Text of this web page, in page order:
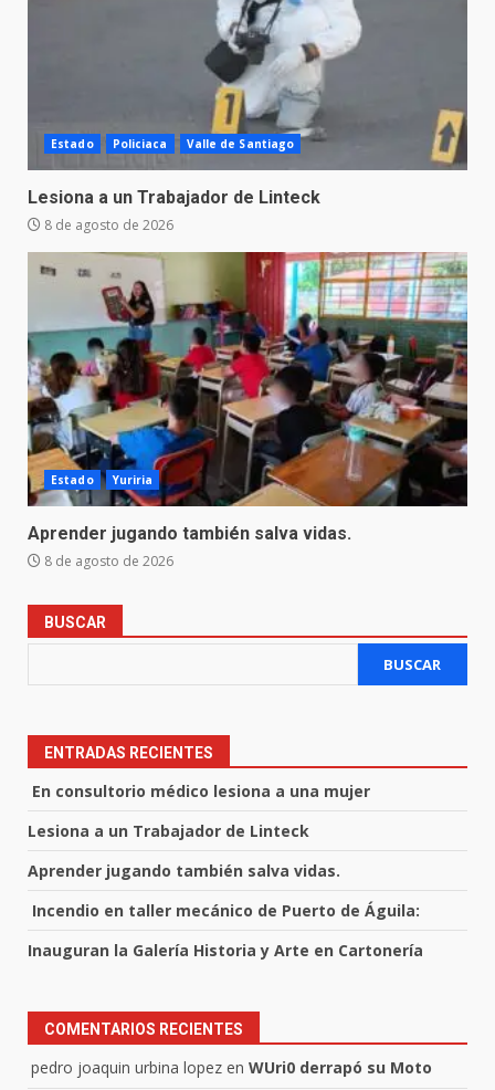
Estado Policiaca Valle de Santiago
Lesiona a un Trabajador de Linteck
8 de agosto de 2026
Estado Yuriria
Aprender jugando también salva vidas.
8 de agosto de 2026
BUSCAR
BUSCAR
ENTRADAS RECIENTES
En consultorio médico lesiona a una mujer
Lesiona a un Trabajador de Linteck
Aprender jugando también salva vidas.
Incendio en taller mecánico de Puerto de Águila:
Inauguran la Galería Historia y Arte en Cartonería
COMENTARIOS RECIENTES
pedro joaquin urbina lopez en WUri0 derrapó su Moto